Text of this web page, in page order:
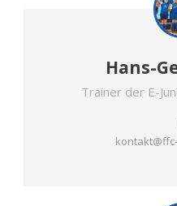
Hans-
Trainer der E-